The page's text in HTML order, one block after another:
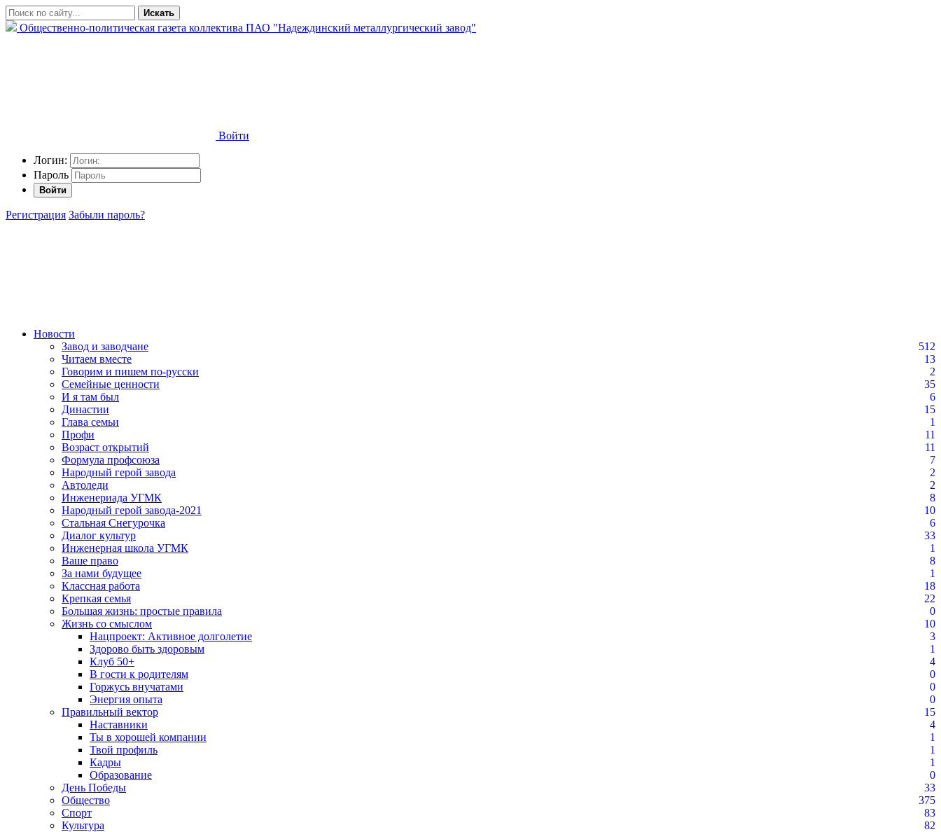
Искать
Общественно-политическая газета коллектива ПАО "Надеждинский металлургический завод"
Войти
Логин:
Пароль
Войти
Регистрация Забыли пароль?
Новости
Завод и заводчане
512
Читаем вместе
13
Говорим и пишем по-русски
2
Семейные ценности
35
И я там был
6
Династии
15
Глава семьи
1
Профи
11
Возраст открытий
11
Формула профсоюза
7
Народный герой завода
2
Автоледи
2
Инженериада УГМК
8
Народный герой завода-2021
10
Стальная Снегурочка
6
Диалог культур
33
Инженерная школа УГМК
1
Ваше право
8
За нами будущее
1
Классная работа
18
Крепкая семья
22
Большая жизнь: простые правила
0
Жизнь со смыслом
10
Нацпроект: Активное долголетие
3
Здорово быть здоровым
1
Клуб 50+
4
В гости к родителям
0
Горжусь внучатами
0
Энергия опыта
0
Правильный вектор
15
Наставники
4
Ты в хорошей компании
1
Твой профиль
1
Кадры
1
Образование
0
День Победы
33
Общество
375
Спорт
83
Культура
82